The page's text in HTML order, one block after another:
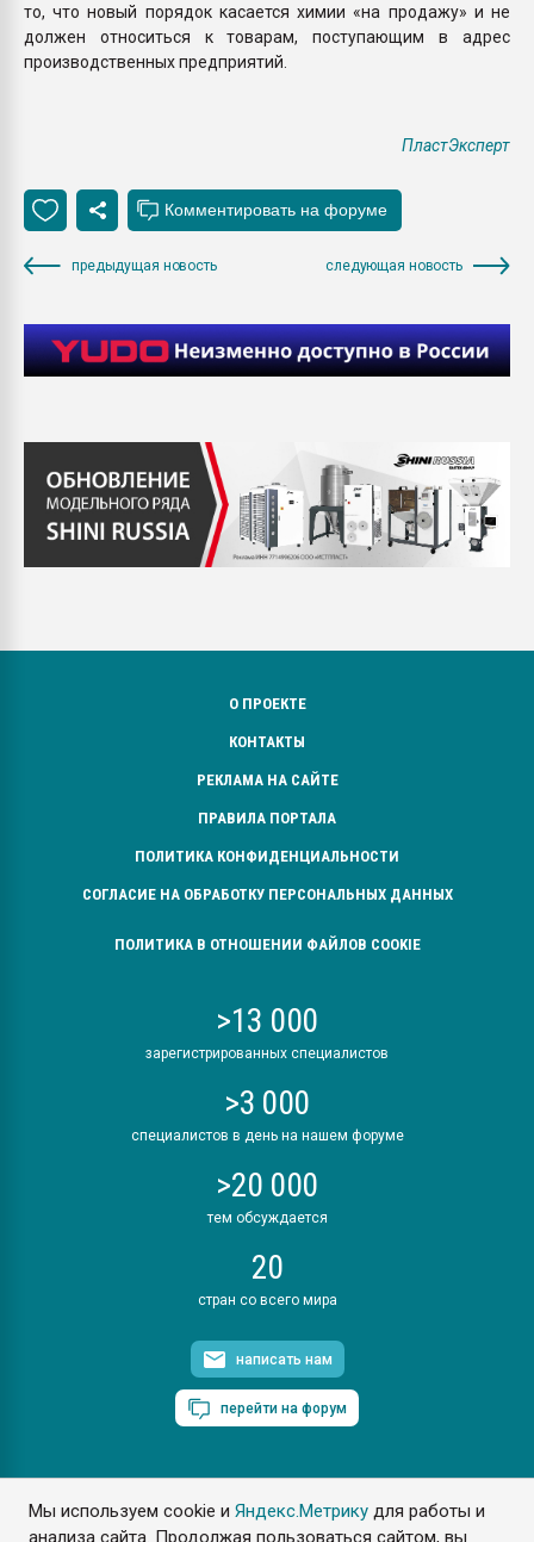
Мы используем cookie иЯндекс.Метрику для работы и
анализа сайта. Продолжая пользоваться сайтом, вы
то, что новый порядок касается химии «на продажу» и не
должен относиться к товарам, поступающим в адрес
производственных предприятий.
ПластЭксперт
предыдущая новость следующая новость
О ПРОЕКТЕ
КОНТАКТЫ
РЕКЛАМА НА САЙТЕ
ПРАВИЛА ПОРТАЛА
ПОЛИТИКА КОНФИДЕНЦИАЛЬНОСТИ
СОГЛАСИЕ НА ОБРАБОТКУ ПЕРСОНАЛЬНЫХ ДАННЫХ
ПОЛИТИКА В ОТНОШЕНИИ ФАЙЛОВ COOKIE
>13 000
зарегистрированных специалистов
>3 000
специалистов в день на нашем форуме
>20 000
тем обсуждается
20
стран со всего мира
написать нам
перейти на форум
ПластЭксперт © 2006. Все права защищены
Разрешается копирование материалов сайта с обязательной